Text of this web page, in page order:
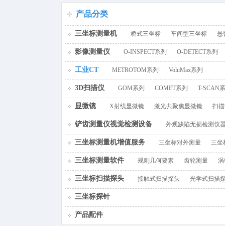
百叶窗图片
产品分类
三坐标测量机 桥式三坐标 车间型三坐标 悬
影像测量仪 O-INSPECT系列 O-DETECT系列
工业CT METROTOM系列 VoluMax系列
3D扫描仪 GOM系列 COMET系列 T-SCAN
显微镜 X射线显微镜 激光共聚焦显微镜 扫
铲齿测量仪视觉检测设备 外观缺陷无损检测仪
三坐标测量机增值服务 三坐标对外测量 三坐
三坐标测量软件 规则几何要素 齿轮测量
三坐标扫描探头 接触式扫描探头 光学式扫描
三坐标探针
产品配件